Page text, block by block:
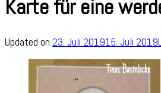
Karte für eine
Updated on 23. Juli 201915. Juli 2019